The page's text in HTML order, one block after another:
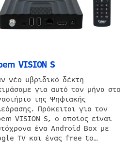
VISION S
νέο υβριδικό δέκτη
για αυτό τον μήνα στο
της Ψηφιακής
Πρόκειται για τον
VISION S, ο οποίος είναι
ένα Android Box με
TV και ένας free to…